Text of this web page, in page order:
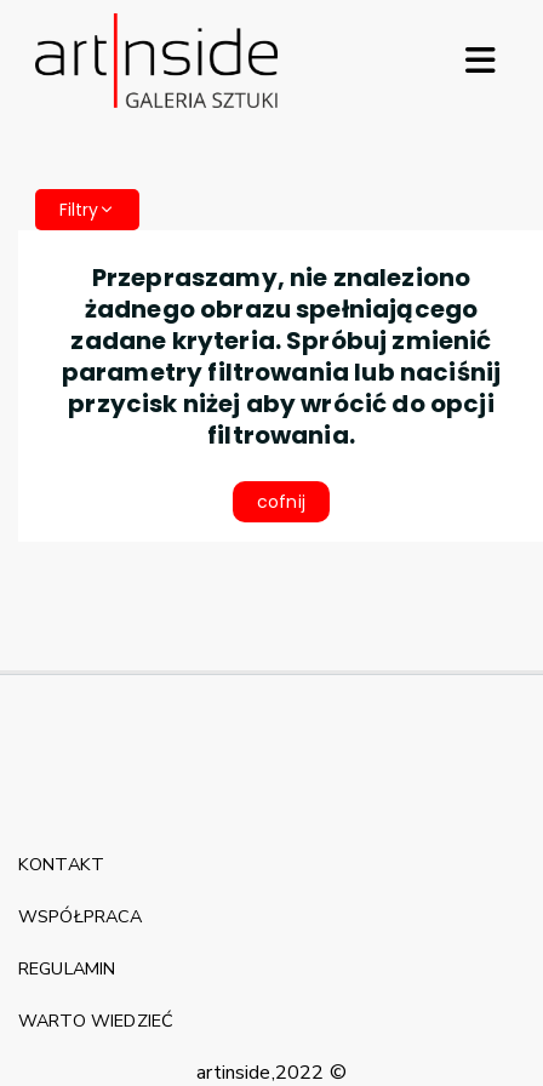
Filtry
Przepraszamy, nie znaleziono
żadnego obrazu spełniającego
zadane kryteria. Spróbuj zmienić
parametry filtrowania lub naciśnij
przycisk niżej aby wrócić do opcji
filtrowania.
cofnij
artinside,2022 ©
KONTAKT
WSPÓŁPRACA
REGULAMIN
WARTO WIEDZIEĆ